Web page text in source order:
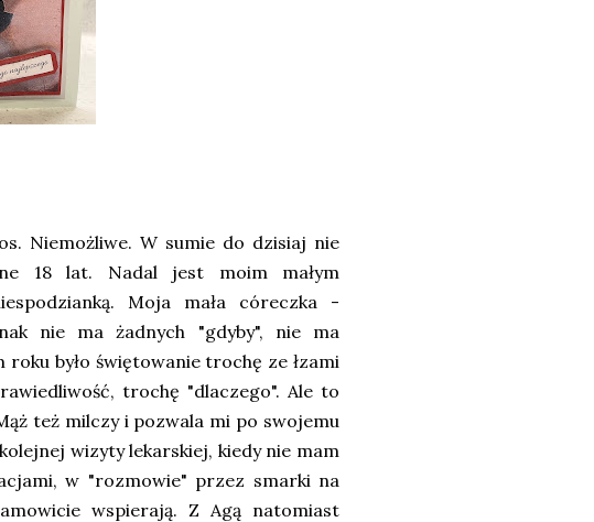
Niemożliwe. W sumie do dzisiaj nie
18 lat. Nadal jest moim małym
Moja mała córeczka -
nie ma żadnych "gdyby", nie ma
było świętowanie trochę ze łzami
trochę "dlaczego". Ale to
też milczy i pozwala mi po swojemu
wizyty lekarskiej, kiedy nie mam
w "rozmowie" przez smarki na
wspierają. Z Agą natomiast